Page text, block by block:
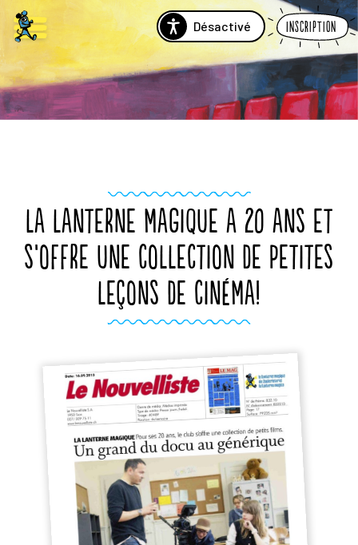
Désactivé Inscription
LA LANTERNE MAGIQUE A 20 ANS ET
S’OFFRE UNE COLLECTION DE PETITES
LEÇONS DE CINÉMA!